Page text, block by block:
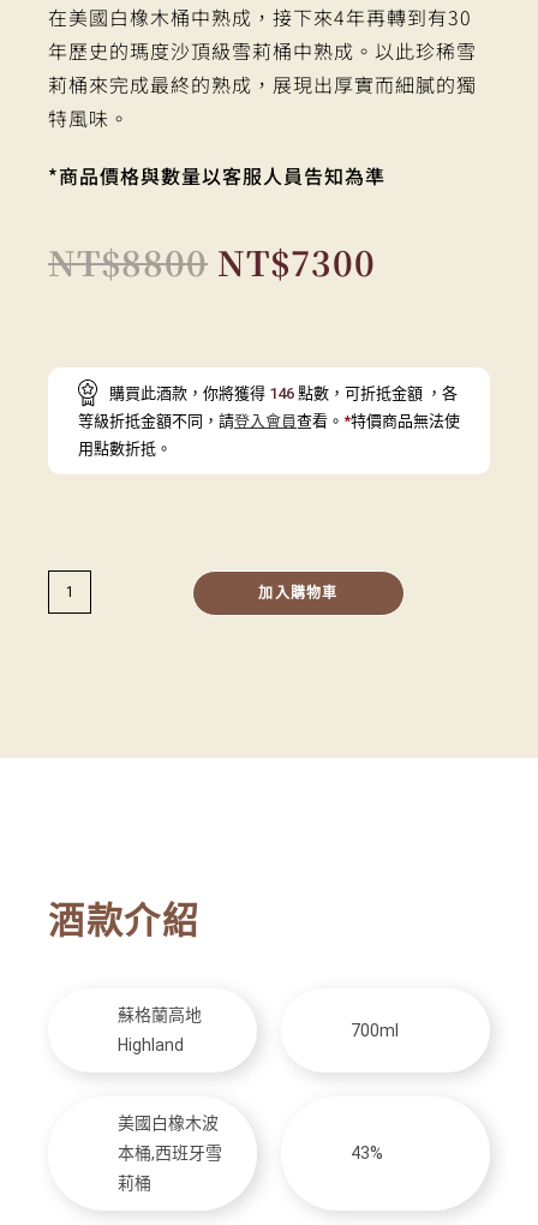
在美國白橡木桶中熟成，接下來4年再轉到有30
年歷史的瑪度沙頂級雪莉桶中熟成。以此珍稀雪
莉桶來完成最終的熟成，展現出厚實而細膩的獨
特風味。
*商品價格與數量以客服人員告知為準
NT$8800 NT$7300
購買此酒款，你將獲得 146 點數，可折抵金額 ，各
等級折抵金額不同，請登入會員查看。 *特價商品無法使
用點數折抵。
加入購物車
酒款介紹
蘇格蘭高地
Highland
700ml
美國白橡木波
本桶,西班牙雪
莉桶
43%